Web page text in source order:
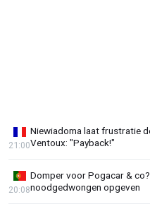
Niewiadoma laat frustratie
Ventoux: "Payback!"
21:00
Domper voor Pogacar &
noodgedwongen opgeven
20:08